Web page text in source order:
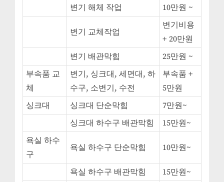
변기 해체 작업
10만원 ~
변기 교체작업
변기비용
+ 20만원
변기 배관막힘
25만원 ~
부속품 교
체
변기, 싱크대, 세면대, 하
수구, 소변기, 수전
부속품 +
5만원
싱크대
싱크대 단순막힘
7만원~
싱크대 하수구 배관막힘
15만원~
욕실 하수
구
욕실 하수구 단순막힘 10만원~
욕실 하수구 배관막힘
15만원~